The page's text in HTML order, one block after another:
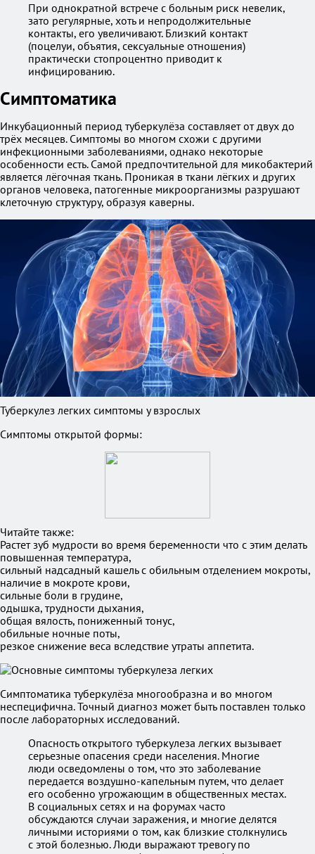
При однократной встрече с больным риск невелик,
зато регулярные, хоть и непродолжительные
контакты, его увеличивают. Близкий контакт
(поцелуи, объятия, сексуальные отношения)
практически стопроцентно приводит к
инфицированию.
Симптоматика
Инкубационный период туберкулёза составляет от двух до
трёх месяцев. Симптомы во многом схожи с другими
инфекционными заболеваниями, однако некоторые
особенности есть. Самой предпочтительной для микобактерий
является лёгочная ткань. Проникая в ткани лёгких и других
органов человека, патогенные микроорганизмы разрушают
клеточную структуру, образуя каверны.
Туберкулез легких симптомы у взрослых
Симптомы открытой формы:
Читайте также:
Растет зуб мудрости во время беременности что с этим делать
повышенная температура,
сильный надсадный кашель с обильным отделением мокроты,
наличие в мокроте крови,
сильные боли в грудине,
одышка, трудности дыхания,
общая вялость, пониженный тонус,
обильные ночные поты,
резкое снижение веса вследствие утраты аппетита.
Симптоматика туберкулёза многообразна и во многом
неспецифична. Точный диагноз может быть поставлен только
после лабораторных исследований.
Опасность открытого туберкулеза легких вызывает
серьезные опасения среди населения. Многие
люди осведомлены о том, что это заболевание
передается воздушно-капельным путем, что делает
его особенно угрожающим в общественных местах.
В социальных сетях и на форумах часто
обсуждаются случаи заражения, и многие делятся
личными историями о том, как близкие столкнулись
с этой болезнью. Люди выражают тревогу по